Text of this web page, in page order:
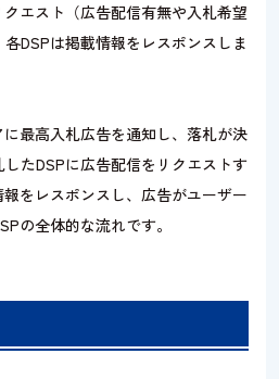
エスト（広告配信有無や入札希望
DSPは掲載情報をレスポンスしま
最高入札広告を通知し、落札が決
たDSPに広告配信をリクエストす
をレスポンスし、広告がユーザー
の全体的な流れです。